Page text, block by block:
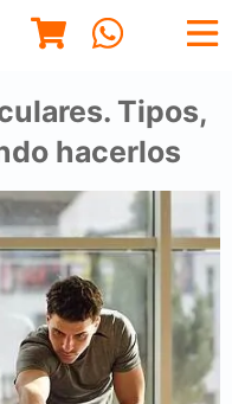
Tipos,
hacerlos